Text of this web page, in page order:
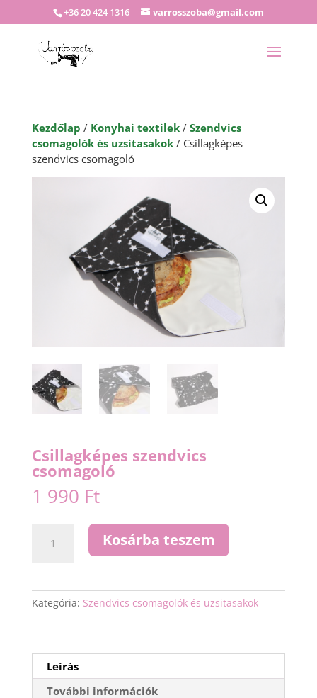
+36 20 424 1316 varrosszoba@gmail.com
Kezdőlap / Konyhai textilek/ Szendvics
csomagolók és uzsitasakok/ Csillagképes
szendvics csomagoló
Csillagképes szendvics
csomagoló
1 990 Ft
Csillagképes
szendvics
Kosárba teszem
Kategória: Szendvics csomagolók és uzsitasakok
Leírás
További információk